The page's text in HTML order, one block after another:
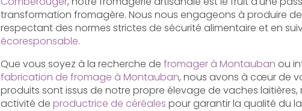
transformation fromagère. Nous nous engageons à produire
respectant des normes strictes de sécurité alimentaire et en
écoresponsable.
Que vous soyez à la recherche de fromager à Montauban ou
fabrication de fromage à Montauban, nous avons à cœur de
produits sont issus de notre propre élevage de vaches
activité de productrice de céréales pour garantir la qualité du